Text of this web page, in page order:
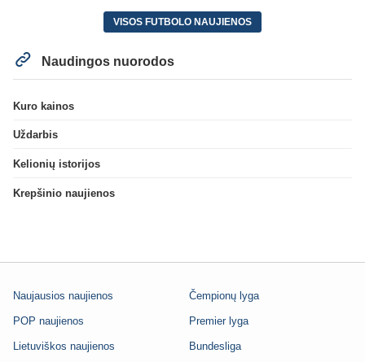
VISOS FUTBOLO NAUJIENOS
Naudingos nuorodos
Kuro kainos
Uždarbis
Kelionių istorijos
Krepšinio naujienos
Naujausios naujienos
POP naujienos
Lietuviškos naujienos
Čempionų lyga
Premier lyga
Bundesliga